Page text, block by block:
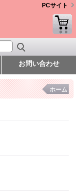
PCサイト
お問い合わせ
ホーム